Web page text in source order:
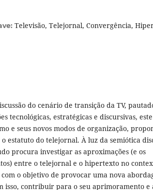
Televisão, Telejornal, Convergência,
do cenário de transição da TV,
tecnológicas, estratégicas e discursivas,
e seus novos modos de organização,
estatuto do telejornal. À luz da semiótica
procura investigar as aproximações (e os
entre o telejornal e o hipertexto no
o objetivo de provocar uma nova
isso, contribuir para o seu aprimoramento e